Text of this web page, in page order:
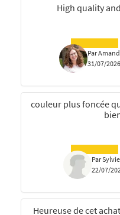
High quality
Par
31/07/2026
couleur plus foncée
Par
22/07/
Heureuse de cet